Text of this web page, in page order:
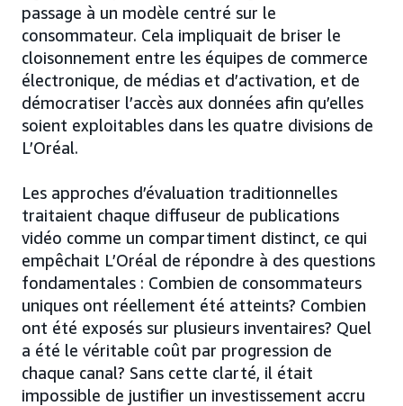
passage à un modèle centré sur le
consommateur. Cela impliquait de briser le
cloisonnement entre les équipes de commerce
électronique, de médias et d’activation, et de
démocratiser l’accès aux données afin qu’elles
soient exploitables dans les quatre divisions de
L’Oréal.
Les approches d’évaluation traditionnelles
traitaient chaque diffuseur de publications
vidéo comme un compartiment distinct, ce qui
empêchait L’Oréal de répondre à des questions
fondamentales : Combien de consommateurs
uniques ont réellement été atteints? Combien
ont été exposés sur plusieurs inventaires? Quel
a été le véritable coût par progression de
chaque canal? Sans cette clarté, il était
impossible de justifier un investissement accru